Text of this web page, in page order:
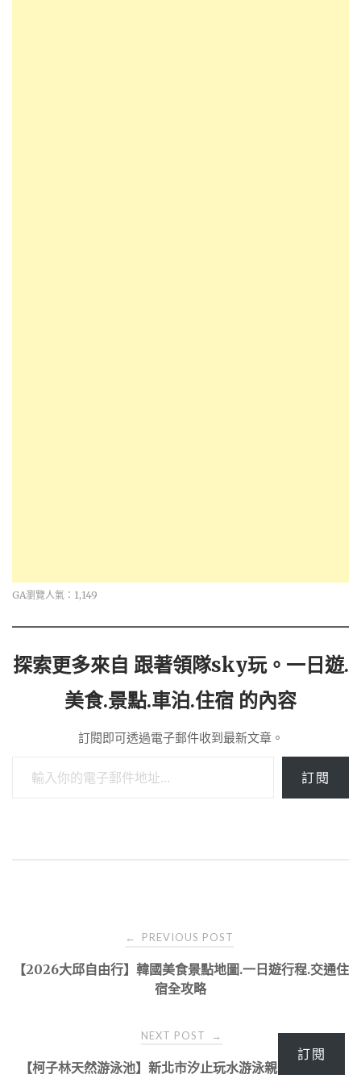
GA瀏覽人氣：1,149
探索更多來自 跟著領隊sky玩。一日遊.
美食.景點.車泊.住宿 的內容
訂閱即可透過電子郵件收到最新文章。
訂閱
navigation
← PREVIOUS POST
【2026大邱自由行】韓國美食景點地圖.一日遊行程.交通住
宿全攻略
NEXT POST →
【柯子林天然游泳池】新北市汐止玩水游泳親子景點秘境
訂閱